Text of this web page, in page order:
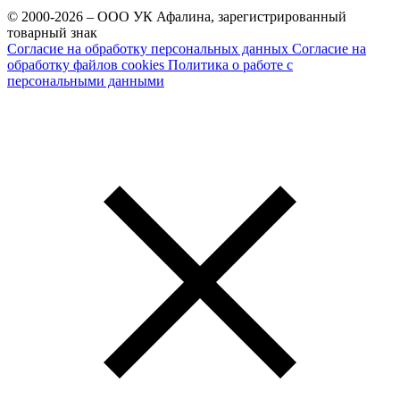
© 2000-2026 – ООО УК Афалина, зарегистрированный
товарный знак
Согласие на обработку персональных данных Согласие на
обработку файлов cookies Политика о работе с
персональными данными